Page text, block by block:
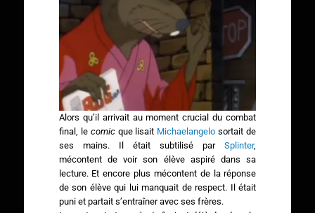
Alors qu’il arrivait au moment crucial du combat
final, le comicque lisait Michaelangelo sortait de
ses mains. Il était subtilisé parSplinter,
mécontent de voir son élève aspiré dans sa
lecture. Et encore plus mécontent de la réponse
de son élève qui lui manquait de respect. Il était
puni et partait s’entraîner avec ses frères.